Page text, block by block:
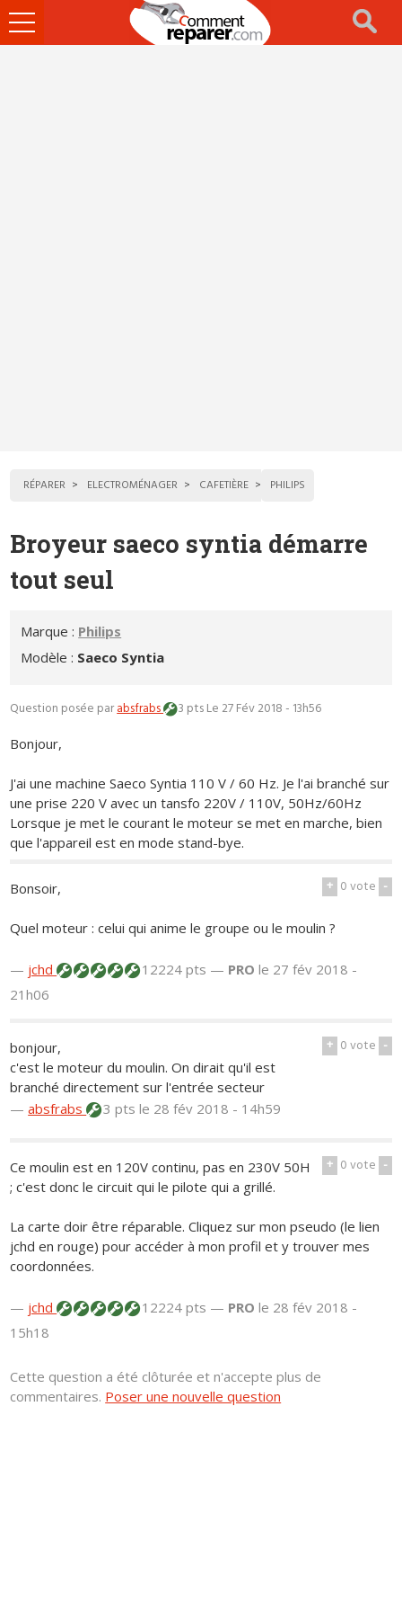
Ouvrir
le
RÉPARER ELECTROMÉNAGER CAFETIÈRE PHILIPS
Broyeur saeco syntia démarre
tout seul
Marque : Philips
Modèle : Saeco Syntia
Question posée parabsfrabs 3 ptsLe 27 Fév 2018 - 13h56
Bonjour,
J'ai une machine Saeco Syntia 110 V / 60 Hz. Je l'ai branché sur
une prise 220 V avec un tansfo 220V / 110V, 50Hz/60Hz
Lorsque je met le courant le moteur se met en marche, bien
que l'appareil est en mode stand-bye.
+ 0vote -
Bonsoir,
Quel moteur : celui qui anime le groupe ou le moulin ?
— jchd 12224 pts — PRO le 27 fév 2018 -
21h06
+ 0vote -
bonjour,
c'est le moteur du moulin. On dirait qu'il est
branché directement sur l'entrée secteur
—absfrabs 3 ptsle 28 fév 2018 - 14h59
+ 0vote -
Ce moulin est en 120V continu, pas en 230V 50H
; c'est donc le circuit qui le pilote qui a grillé.
La carte doir être réparable. Cliquez sur mon pseudo (le lien
jchd en rouge) pour accéder à mon profil et y trouver mes
coordonnées.
— jchd 12224 pts — PRO le 28 fév 2018 -
15h18
Cette question a été clôturée et n'accepte plus de
commentaires. Poser une nouvelle question